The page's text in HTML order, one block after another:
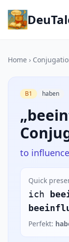
Home ›
B1 haben
to influence
Quick
ich
Perfekt: